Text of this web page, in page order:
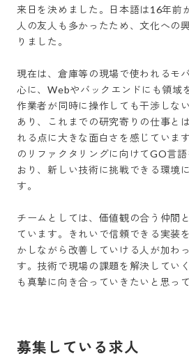
来日を決めました。日本語は16年前
人の友人も多かったため、文化への
りました。
現在は、倉庫等の現場で使われるモ
心に、Webやバックエンドにも領域
作業者が同時に操作しても干渉しな
あり、これまでの研究寄りの仕事と
れる点に大きな面白さを感じていま
のリファクタリングに向けてGO言
おり、新しい技術に挑戦できる環境
す。
チームとしては、価値観の合う仲間
ています。きれいで信頼できる実装
かしながら改善していける人が加わ
す。技術で現場の課題を解決してい
募集している求人